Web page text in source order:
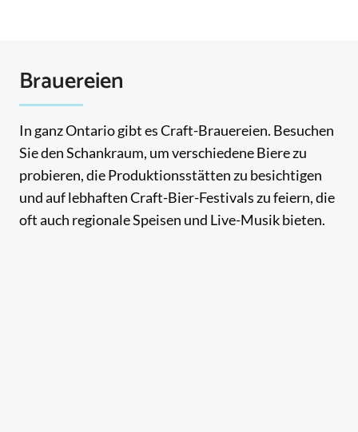
Brauereien
In ganz Ontario gibt es Craft-Brauereien. Besuchen
Sie den Schankraum, um verschiedene Biere zu
probieren, die Produktionsstätten zu besichtigen
und auf lebhaften Craft-Bier-Festivals zu feiern, die
oft auch regionale Speisen und Live-Musik bieten.